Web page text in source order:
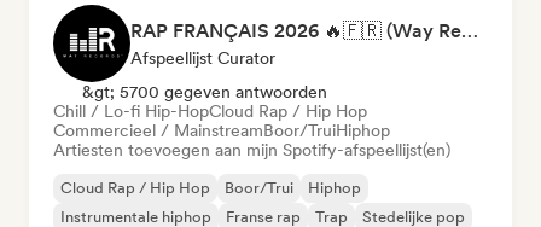
RAP FRANÇAIS 2026 🔥🇫🇷 (Way Records)
Afspeellijst Curator
&gt; 5700 gegeven antwoorden
Chill / Lo-fi Hip-HopCloud Rap / Hip Hop
Commercieel / MainstreamBoor/TruiHiphop
Artiesten toevoegen aan mijn Spotify-afspeellijst(en)
Cloud Rap / Hip Hop Boor/Trui
Hiphop
Instrumentale hiphop
Franse rap Trap
Stedelijke pop